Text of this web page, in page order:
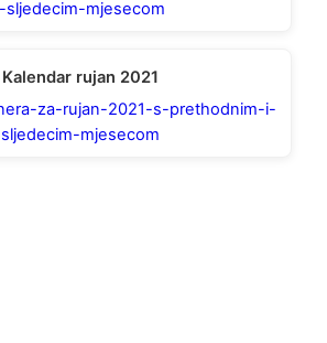
Kalendar rujan 2021